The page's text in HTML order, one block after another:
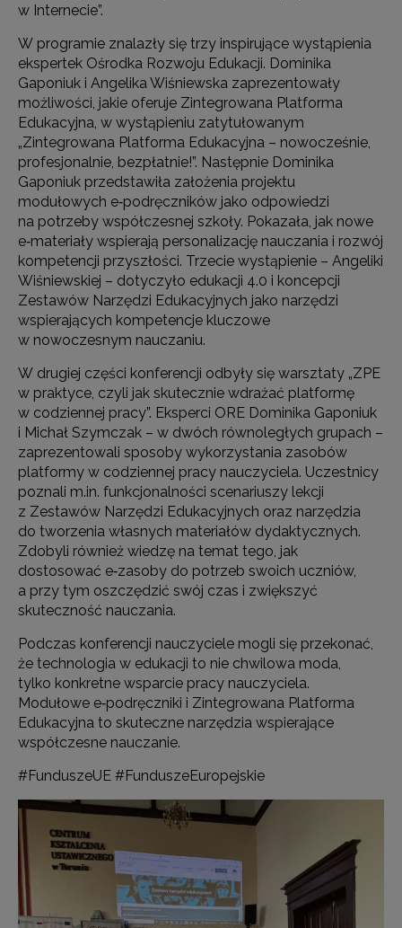
w Internecie”.
W programie znalazły się trzy inspirujące wystąpienia
ekspertek Ośrodka Rozwoju Edukacji. Dominika
Gaponiuk i Angelika Wiśniewska zaprezentowały
możliwości, jakie oferuje Zintegrowana Platforma
Edukacyjna, w wystąpieniu zatytułowanym
„Zintegrowana Platforma Edukacyjna – nowocześnie,
profesjonalnie, bezpłatnie!”. Następnie Dominika
Gaponiuk przedstawiła założenia projektu
modułowych e‑podręczników jako odpowiedzi
na potrzeby współczesnej szkoły. Pokazała, jak nowe
e‑materiały wspierają personalizację nauczania i rozwój
kompetencji przyszłości. Trzecie wystąpienie – Angeliki
Wiśniewskiej – dotyczyło edukacji 4.0 i koncepcji
Zestawów Narzędzi Edukacyjnych jako narzędzi
wspierających kompetencje kluczowe
w nowoczesnym nauczaniu.
W drugiej części konferencji odbyły się warsztaty „ZPE
w praktyce, czyli jak skutecznie wdrażać platformę
w codziennej pracy”. Eksperci ORE Dominika Gaponiuk
i Michał Szymczak – w dwóch równoległych grupach –
zaprezentowali sposoby wykorzystania zasobów
platformy w codziennej pracy nauczyciela. Uczestnicy
poznali m.in. funkcjonalności scenariuszy lekcji
z Zestawów Narzędzi Edukacyjnych oraz narzędzia
do tworzenia własnych materiałów dydaktycznych.
Zdobyli również wiedzę na temat tego, jak
dostosować e‑zasoby do potrzeb swoich uczniów,
a przy tym oszczędzić swój czas i zwiększyć
skuteczność nauczania.
Podczas konferencji nauczyciele mogli się przekonać,
że technologia w edukacji to nie chwilowa moda,
tylko konkretne wsparcie pracy nauczyciela.
Modułowe e‑podręczniki i Zintegrowana Platforma
Edukacyjna to skuteczne narzędzia wspierające
współczesne nauczanie.
#FunduszeUE #FunduszeEuropejskie